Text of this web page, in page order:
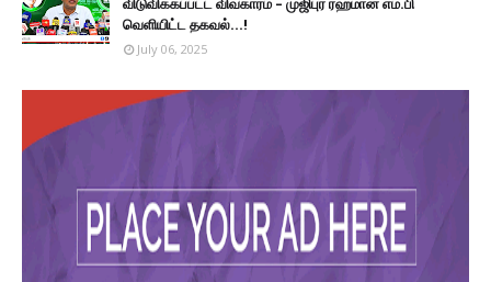
வெளியிட்ட தகவல்...!
July 06, 2025